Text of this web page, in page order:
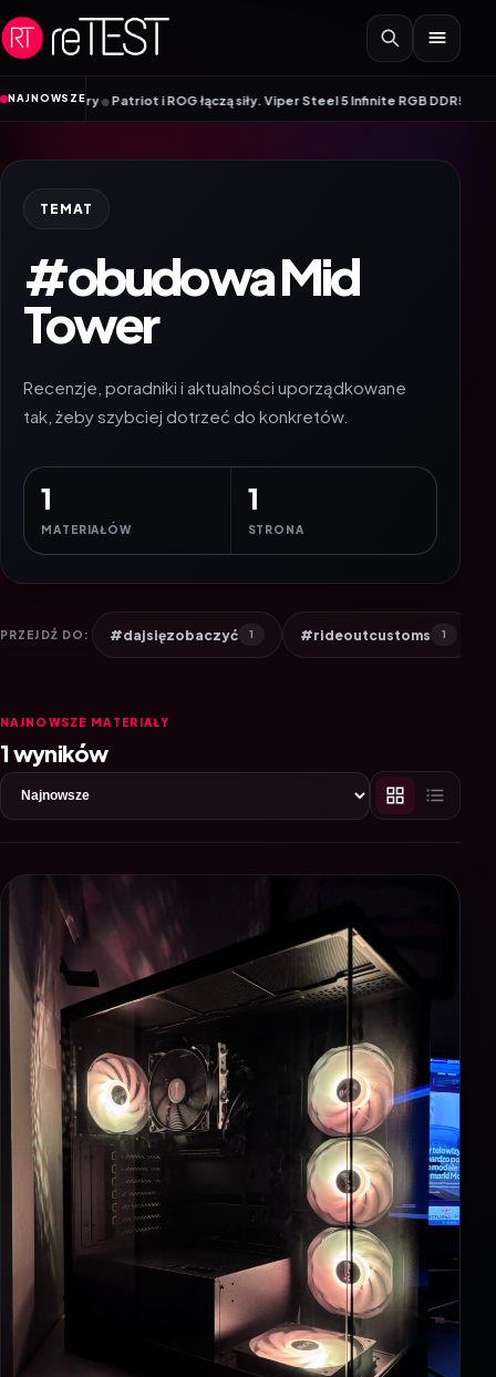
Przejdź do treści
NAJNOWSZE
•Patriot i ROG łączą siły. Viper Steel 5 Infinite RGB DDR5 ROG
TEMAT
#obudowa Mid
Tower
Recenzje, poradniki i aktualności uporządkowane
tak, żeby szybciej dotrzeć do konkretów.
1
MATERIAŁÓW
1
STRONA
PRZEJDŹ DO: #dajsięzobaczyć 1 #rideoutcustoms 1
NAJNOWSZE MATERIAŁY
1 wyników